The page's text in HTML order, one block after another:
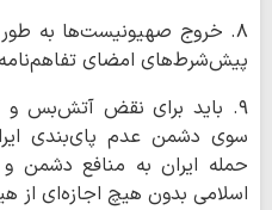
۸. خروج صهیونیست‌ها به طور
پیش‌شرط‌های امضای
۹. باید برای نقض آتش‌بس و
سوی دشمن عدم پای‌بندی
حمله ایران به منافع دشمن
اسلامی بدون هیچ اجازه‌ای از